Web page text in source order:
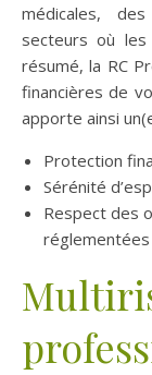
médicales,
secteurs où
résumé, la RC
financières de
apporte ainsi
Protection
Sérénité
Respect des
réglementées